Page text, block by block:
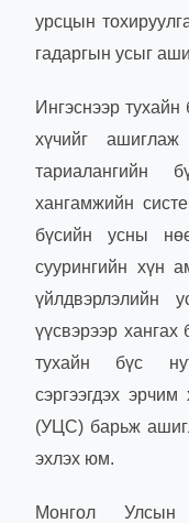
урсцын
гадаргын усыг
Ингэснээр
хүчийг
тариалангийн
хангамжийн
бүсийн усны
суурингийн хүн
үйлдвэрлэлийн
үүсвэрээр
тухайн бүс
сэргээгдэх
(УЦС) барьж
эхлэх юм.
Монгол Улсын